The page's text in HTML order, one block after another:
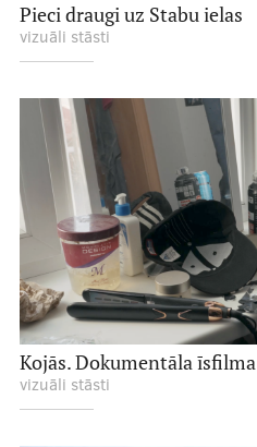
Pieci draugi uz Stabu ielas
vizuāli stāsti
Kojās. Dokumentāla īsfilma
vizuāli stāsti